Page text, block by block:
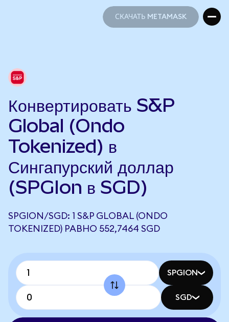
СКАЧАТЬ METAMASK
Конвертировать S&P
Global (Ondo
Tokenized) в
Сингапурский доллар
(SPGIon в SGD)
SPGION/SGD: 1 S&P GLOBAL (ONDO
TOKENIZED) РАВНО 552,7464 SGD
SPGION
SGD